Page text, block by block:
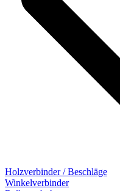
Holzverbinder / Beschläge
Winkelverbinder